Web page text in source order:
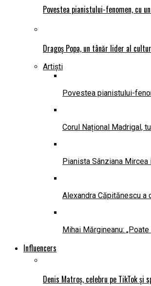
Povestea pianistului-fenomen, cu
Dragoș Popa, un tânăr lider al
Artiști
Povestea pianistului-
Corul Național Madrigal,
Pianista Sânziana
Alexandra Căpitănescu a
Mihai Mărgineanu:
Influencers
Denis Matroș, celebru pe TikTok și